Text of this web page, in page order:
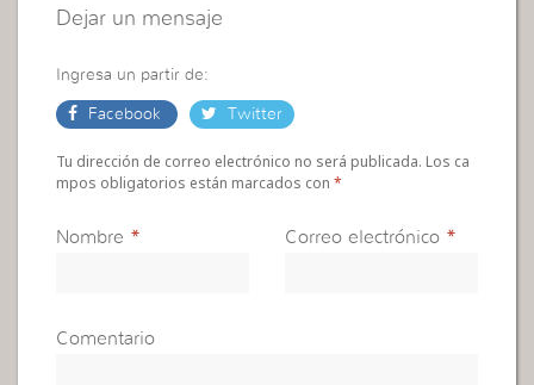
Dejar un mensaje
Ingresa un partir de:
Facebook Twitter
Tu dirección de correo electrónico no será publicada. Los ca
mpos obligatorios están marcados con*
Nombre * Correo electrónico *
Comentario